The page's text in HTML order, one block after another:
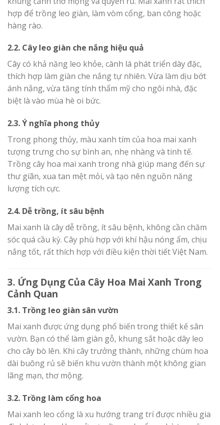
hợp để trồng leo giàn, làm vòm cổng, ban công hoặc
hàng rào.
2.2. Cây leo giàn che nắng hiệu quả
Cây có khả năng leo khỏe, cành lá phát triển dày đặc,
thích hợp làm giàn che nắng tự nhiên. Vừa làm dịu bớt
ánh nắng, vừa tăng tính thẩm mỹ cho ngôi nhà, đặc
biệt là vào mùa hè oi bức.
2.3. Ý nghĩa phong thủy
Trong phong thủy, màu xanh tím của hoa mai xanh
tượng trưng cho sự bình an, nhẹ nhàng và tinh tế.
Trồng cây hoa mai xanh trong nhà giúp mang đến sự
thư giãn, xua tan mệt mỏi, và tạo nên nguồn năng
lượng tích cực.
2.4. Dễ trồng, ít sâu bệnh
Mai xanh là cây dễ trồng, ít sâu bệnh, không cần chăm
sóc quá cầu kỳ. Cây phù hợp với khí hậu nóng ẩm, chịu
nắng tốt, rất thích hợp với điều kiện thời tiết Việt Nam.
3. Ứng Dụng Của Cây Hoa Mai Xanh Trong
Cảnh Quan
3.1. Trồng leo giàn sân vườn
Mai xanh được ứng dụng phổ biến trong thiết kế sân
vườn. Bạn có thể làm giàn gỗ, khung sắt hoặc dây leo
cho cây bò lên. Khi cây trưởng thành, những chùm hoa
dài buông rủ sẽ biến khu vườn thành một không gian
lãng mạn, thơ mộng.
3.2. Trồng làm cổng hoa
Mai xanh leo cổng là xu hướng trang trí được nhiều gia